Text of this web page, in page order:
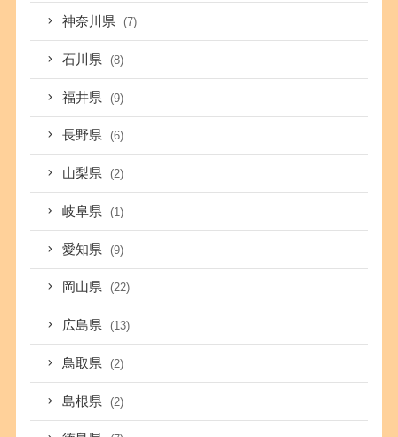
神奈川県 (7)
石川県 (8)
福井県 (9)
長野県 (6)
山梨県 (2)
岐阜県 (1)
愛知県 (9)
岡山県 (22)
広島県 (13)
鳥取県 (2)
島根県 (2)